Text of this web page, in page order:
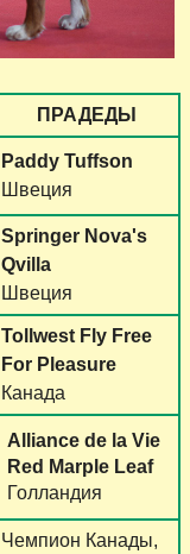
ПРАДЕДЫ
Paddy Tuffson
Швеция
Springer Nova's
Qvilla
Швеция
Tollwest Fly Free
For Pleasure
Канада
Alliance de la Vie
Red Marple Leaf
Голландия
Чемпион Канады,